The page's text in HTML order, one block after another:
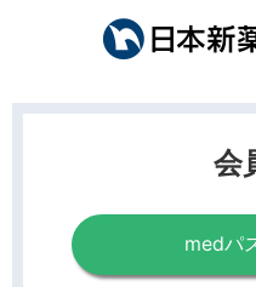
会
medパ